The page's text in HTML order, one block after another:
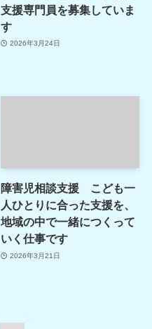
支援専門員を募集していま
す
2026年3月24日
障害児相談支援 こども一
人ひとりに合った支援を、
地域の中で一緒につくって
いく仕事です
2026年3月21日